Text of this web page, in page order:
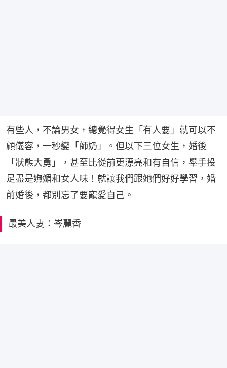
有些人，不論男女，總覺得女生「有人要」就可以不
顧儀容，一秒變「師奶」。但以下三位女生，婚後
「狀態大勇」，甚至比從前更漂亮和有自信，舉手投
足盡是嫵媚和女人味！就讓我們跟她們好好學習，婚
前婚後，都別忘了要寵愛自己。
最美人妻：岑麗香